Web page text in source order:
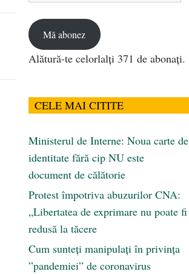
Mă abonez
Alătură-te celorlalți 371 de abonați.
CELE MAI CITITE
Ministerul de Interne: Noua carte de
identitate fără cip NU este
document de călătorie
Protest împotriva abuzurilor CNA:
„Libertatea de exprimare nu poate fi
redusă la tăcere
Cum sunteți manipulați în privința
”pandemiei” de coronavirus